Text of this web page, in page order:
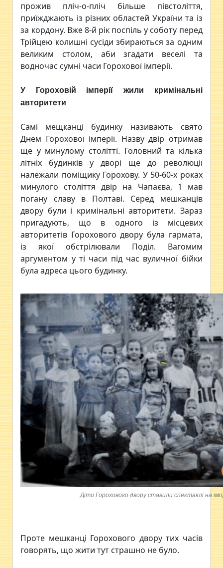
прожив пліч-о-пліч більше півстоліття,
приїжджають із різних областей України та із
за кордону. Вже 8-й рік поспіль у соботу перед
Трійцею колишні сусіди збираються за одним
великим столом, аби згадати веселі та
водночас сумні часи Горохової імперії.
У Гороховій імперії жили кримінальні
авторитети
Самі мещканці будинку називають свято
Днем Горохової імперії. Назву двір отримав
ще у минулому столітті. Головний та кілька
літніх будинків у дворі ще до революції
належали поміщику Горохову. У 50-60-х роках
минулого століття двір на Чапаєва, 1 мав
погану славу в Полтаві. Серед мешканців
двору були і кримінальні авторитети. Зараз
пригадують, що в одного із місцевих
авторитетів Горохового двору була гармата,
із якої обстрілювали Поділ. Вагомим
аргументом у ті часи під час вуличної бійки
була адреса цього будинку.
Діти Горохового двору ставили спектаклі на
Проте мешканці Горохового двору тих часів
говорять, що жити тут страшно не було.